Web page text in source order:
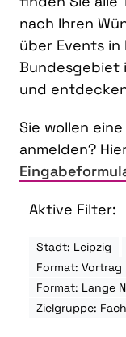
nach Ihren
über Events in
Bundesgebiet
und
Sie wollen
anmelden?
Aktive Filter:
Stadt: Leipzig
Format: Vortrag
Format: Lange
Zielgruppe: